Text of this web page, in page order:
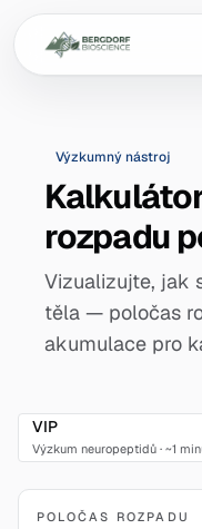
Výzkumný nástroj
rozpadu
Vizualizujte, jak
těla — poločas
akumulace pro
VIP
Výzkum neuropeptidů · ~1
POLOČAS ROZPADU